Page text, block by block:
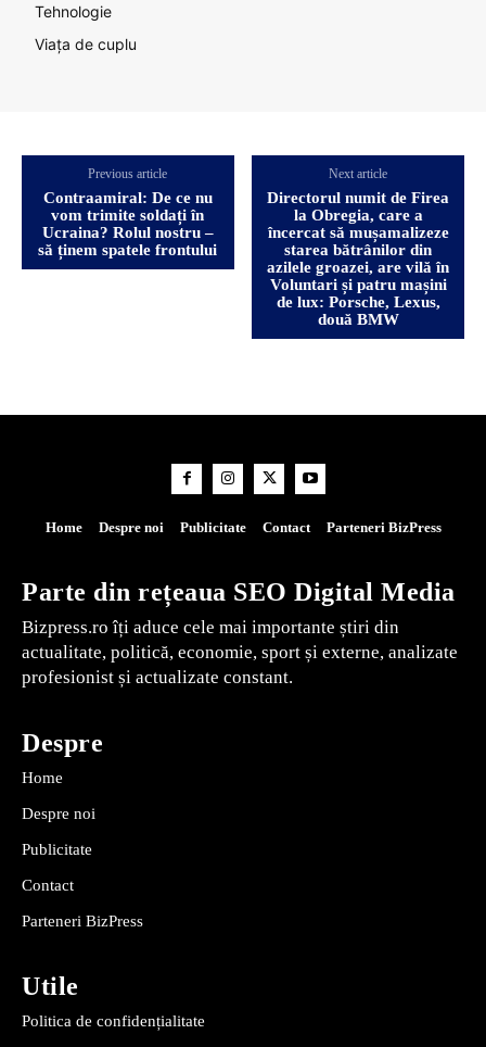
Tehnologie
Viața de cuplu
Previous article
Contraamiral: De ce nu
vom trimite soldați în
Ucraina? Rolul nostru –
să ținem spatele frontului
Next article
Directorul numit de Firea
la Obregia, care a
încercat să mușamalizeze
starea bătrânilor din
azilele groazei, are vilă în
Voluntari și patru mașini
de lux: Porsche, Lexus,
două BMW
Home Despre noi Publicitate Contact Parteneri BizPress
Parte din rețeaua SEO Digital Media
Bizpress.ro îți aduce cele mai importante știri din
actualitate, politică, economie, sport și externe, analizate
profesionist și actualizate constant.
Despre
Home
Despre noi
Publicitate
Contact
Parteneri BizPress
Utile
Politica de confidențialitate